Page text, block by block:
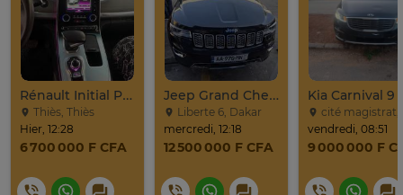
Rénault Initial Paris 7 Places Très Propre
Thiès, Thiès
Hier, 12:28
6 700 000 F CFA
Jeep Grand Cherokee Overland 2019 À Vendre
Liberte 6, Dakar
mercredi, 12:18
12 500 000 F CFA
cité magistrat,
vendredi, 08:51
9 000 000 F